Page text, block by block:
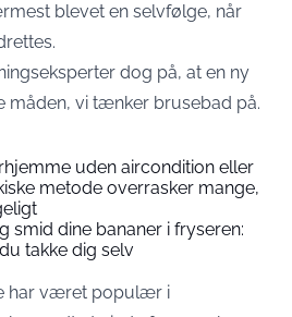
blevet en selvfølge, når
dog på, at en ny
måden, vi tænker brusebad på.
uden aircondition eller
metode overrasker mange,
smid dine bananer i fryseren:
takke dig selv
har været populær i